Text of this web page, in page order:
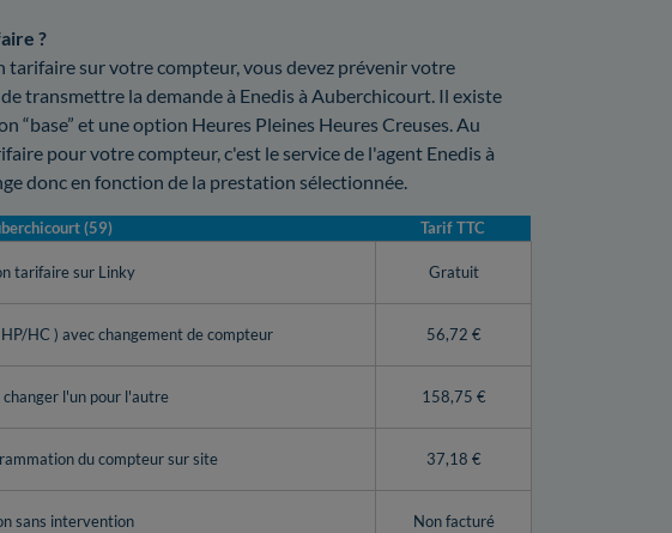
?
sur votre compteur, vous devez prévenir votre
transmettre la demande à Enedis à Auberchicourt. Il existe
“base” et une option Heures Pleines Heures Creuses. Au
pour votre compteur, c'est le service de l'agent Enedis à
donc en fonction de la prestation sélectionnée.
(59) Tarif TTC
tarifaire sur Linky Gratuit
HC ) avec changement de compteur 56,72 €
l'un pour l'autre 158,75 €
du compteur sur site 37,18 €
sans intervention Non facturé